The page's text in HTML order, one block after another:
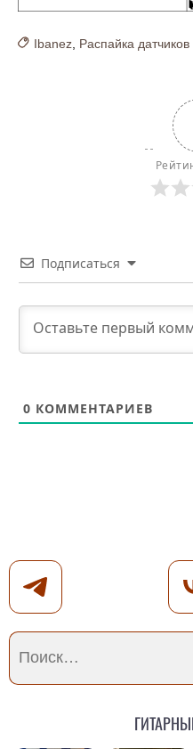
Ibanez Распайка датчиков
Подписаться
0 КОММЕНТАРИЕВ